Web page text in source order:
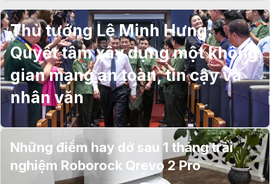
Thủ tướng Lê Minh Hưng:
Quyết tâm xây dựng một không
gian mạng an toàn, tin cậy và
nhân văn
Những điểm hay dở sau 1 tháng trải
nghiệm Roborock Qrevo 2 Pro